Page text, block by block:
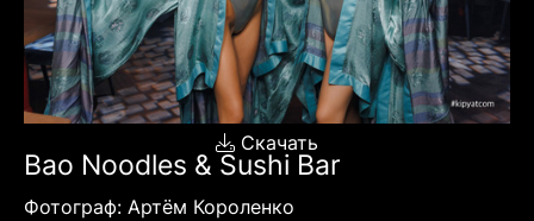
Скачать
Bao Noodles & Sushi Bar
Фотограф: Артём Короленко